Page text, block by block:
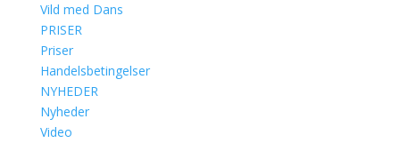
Vild med Dans
PRISER
Priser
Handelsbetingelser
NYHEDER
Nyheder
Video